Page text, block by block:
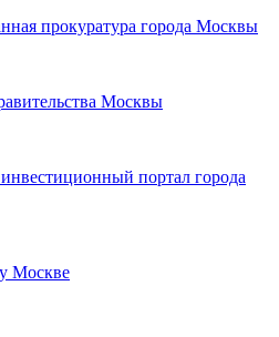
прокуратура города Москвы
Москвы
портал города
Москве